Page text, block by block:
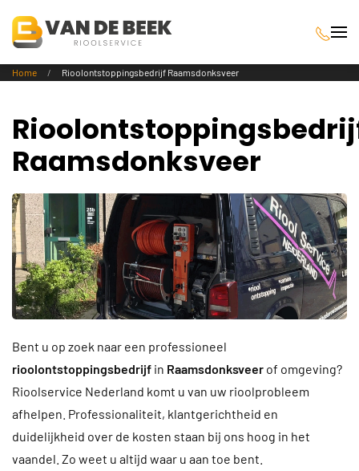
Terug naar hoofdinhoud
Home Rioolontstoppingsbedrijf Raamsdonksveer
Raamsdonksveer
Bent u op zoek naar een professioneel
rioolontstoppingsbedrijf in Raamsdonksveer of omgeving?
Rioolservice Nederland komt u van uw rioolprobleem
afhelpen. Professionaliteit, klantgerichtheid en
duidelijkheid over de kosten staan bij ons hoog in het
vaandel. Zo weet u altijd waar u aan toe bent.